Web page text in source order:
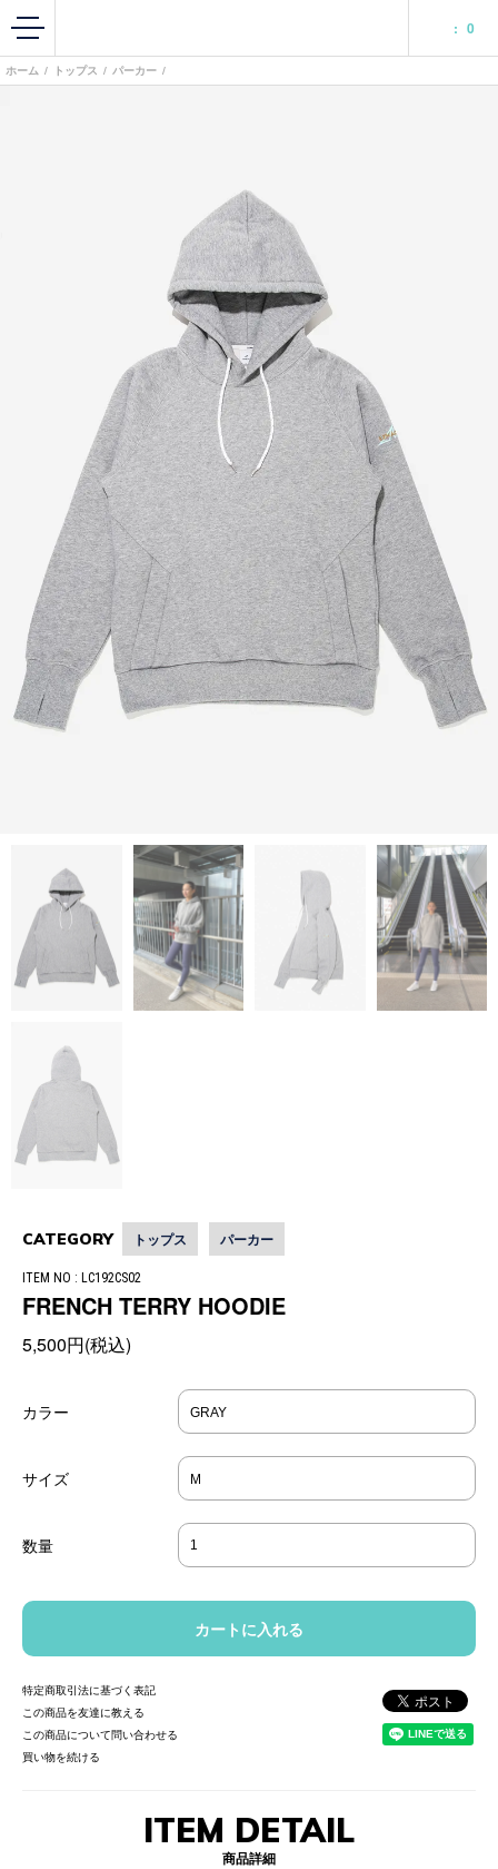
: 0
ホーム / トップス / パーカー /
CATEGORY トップス パーカー
ITEM NO : LC192CS02
FRENCH TERRY HOODIE
5,500円(税込)
カラー
サイズ
数量
特定商取引法に基づく表記
この商品を友達に教える
この商品について問い合わせる
買い物を続ける
ITEM DETAIL
商品詳細